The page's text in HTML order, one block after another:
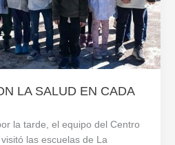
LA SALUD EN CADA
la tarde, el equipo del Centro
las escuelas de La